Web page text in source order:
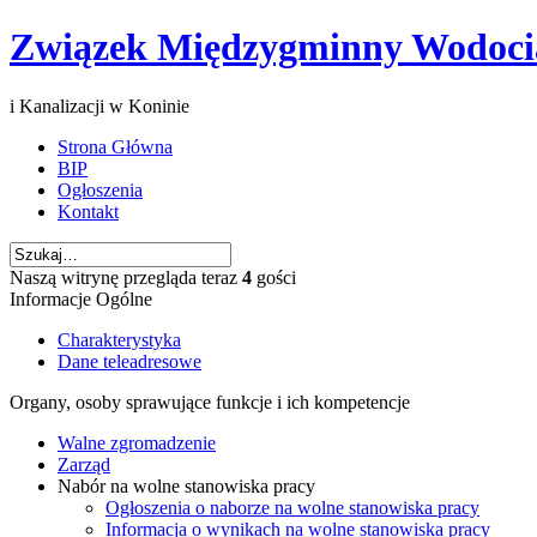
Związek Międzygminny
i Kanalizacji w Koninie
Strona Główna
BIP
Ogłoszenia
Kontakt
Naszą witrynę przegląda teraz 4 gości
Informacje Ogólne
Charakterystyka
Dane teleadresowe
Organy, osoby sprawujące funkcje i ich kompetencje
Walne zgromadzenie
Zarząd
Nabór na wolne stanowiska pracy
Ogłoszenia o naborze na wolne stanowiska pracy
Informacja o wynikach na wolne stanowiska pracy